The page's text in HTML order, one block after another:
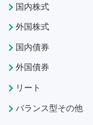
国内株式
外国株式
国内債券
外国債券
リート
バランス型その他